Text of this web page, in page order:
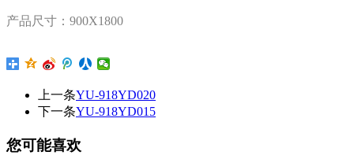
产品尺寸：900X1800
上一条YU-918YD020
下一条YU-918YD015
您可能喜欢